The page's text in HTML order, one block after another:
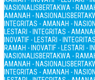
NASIONALISBERTAKWA -
AMANAH - NASIONALIS
INTEGRITAS - AMANAH -
LESTARI - INTEGRITAS -
INOVATIF - LESTARI -
RAMAH - INOVATIF - LESTARI -
NASIONALISBERTAKWA -
AMANAH - NASIONALIS
INTEGRITAS - AMANAH -